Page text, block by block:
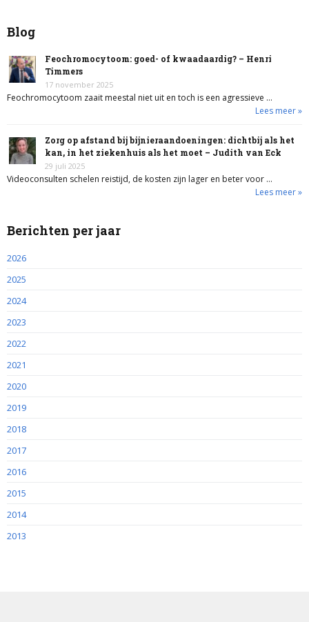
Blog
Feochromocytoom: goed- of kwaadaardig? – Henri
Timmers
17 november 2025
Feochromocytoom zaait meestal niet uit en toch is een agressieve …
Lees meer »
Zorg op afstand bij bijnieraandoeningen: dichtbij als het
kan, in het ziekenhuis als het moet – Judith van Eck
29 juli 2025
Videoconsulten schelen reistijd, de kosten zijn lager en beter voor …
Lees meer »
Berichten per jaar
2026
2025
2024
2023
2022
2021
2020
2019
2018
2017
2016
2015
2014
2013